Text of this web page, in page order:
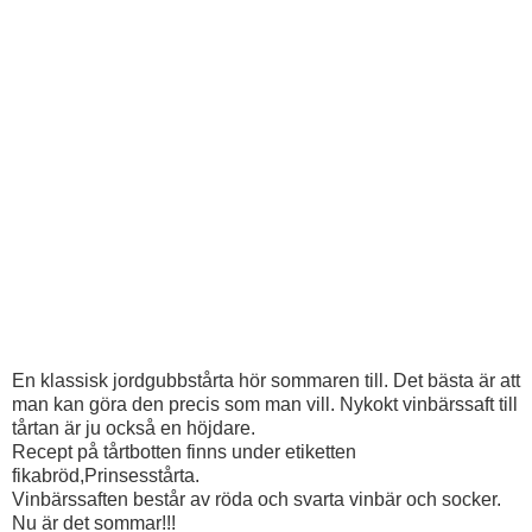
En klassisk jordgubbstårta hör sommaren till. Det bästa är att
man kan göra den precis som man vill. Nykokt vinbärssaft till
tårtan är ju också en höjdare.
Recept på tårtbotten finns under etiketten
fikabröd,Prinsesstårta.
Vinbärssaften består av röda och svarta vinbär och socker.
Nu är det sommar!!!